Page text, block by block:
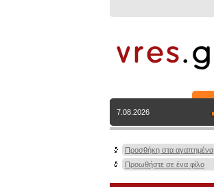
7.08.2026
Προσθήκη στα αγαπημένα
Προωθήστε σε ένα φίλο